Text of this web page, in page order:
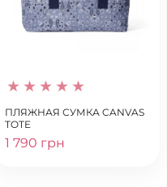
ПЛЯЖНАЯ СУМКА CANVAS
TOTE
1 790 грн